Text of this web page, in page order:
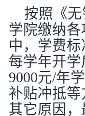
按照《
学院缴纳
中，学费
每学年开
9000元/年
补贴冲抵
其它原因